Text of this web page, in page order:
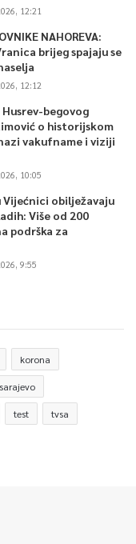
12:21
NAHOREVA:
brijeg spajaju se
12:12
begovog
o historijskom
vakufname i viziji
10:05
Vijećnici obilježavaju
Više od 200
podrška za
9:55
korona
sarajevo
test tvsa